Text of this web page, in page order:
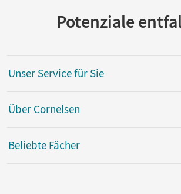
Potenziale
Unser Service für Sie
Über Cornelsen
Beliebte Fächer